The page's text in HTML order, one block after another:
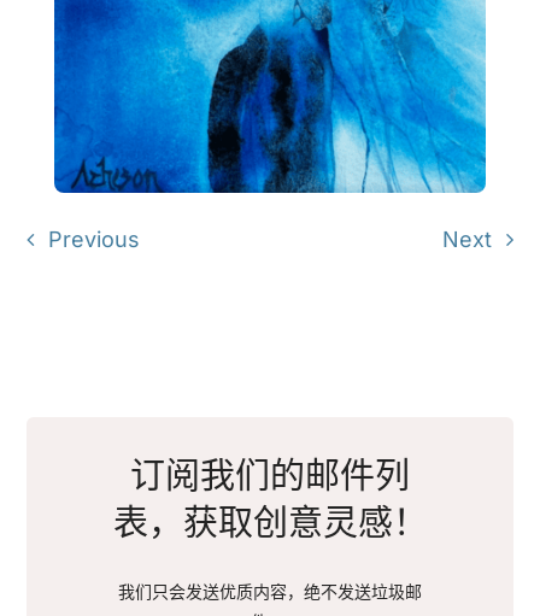
Previous Next
订阅我们的邮件列
表，获取创意灵感！
我们只会发送优质内容，绝不发送垃圾邮